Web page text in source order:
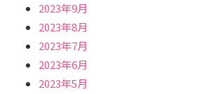
2023年9月
2023年8月
2023年7月
2023年6月
2023年5月